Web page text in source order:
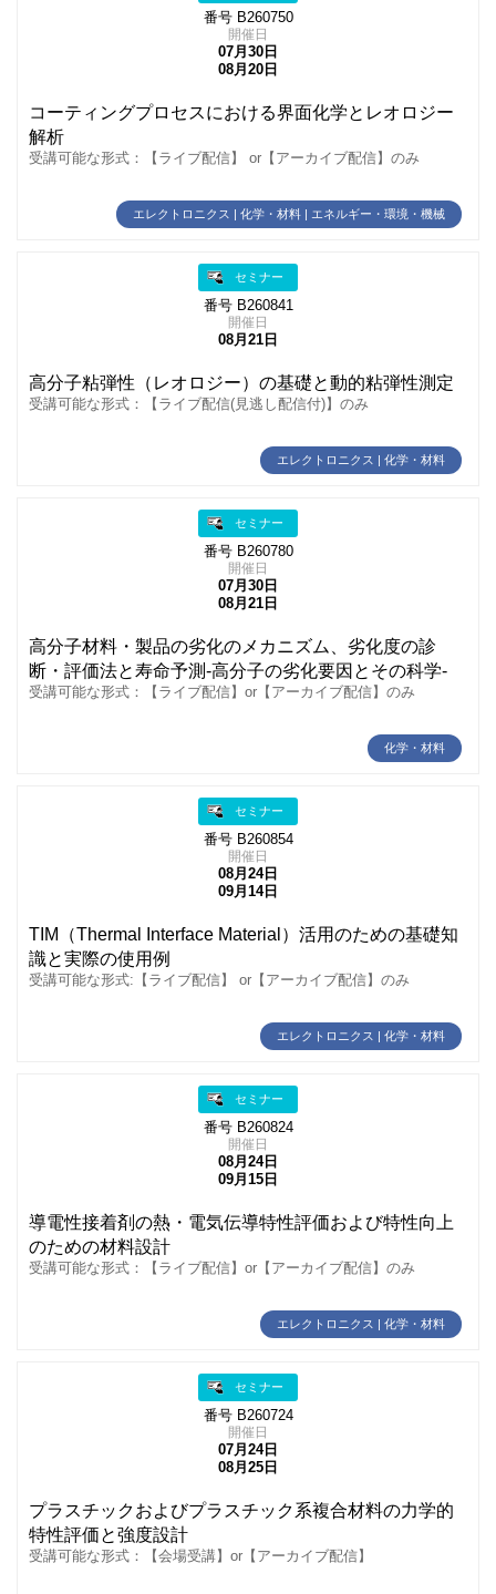
番号 B260750
開催日
07月30日
08月20日
コーティングプロセスにおける界面化学とレオロジー
解析
受講可能な形式：【ライブ配信】 or【アーカイブ配信】のみ
エレクトロニクス | 化学・材料 | エネルギー・環境・機械
セミナー
番号 B260841
開催日
08月21日
高分子粘弾性（レオロジー）の基礎と動的粘弾性測定
受講可能な形式：【ライブ配信(見逃し配信付)】のみ
エレクトロニクス | 化学・材料
セミナー
番号 B260780
開催日
07月30日
08月21日
高分子材料・製品の劣化のメカニズム、劣化度の診
断・評価法と寿命予測‐高分子の劣化要因とその科学‐
受講可能な形式：【ライブ配信】or【アーカイブ配信】のみ
化学・材料
セミナー
番号 B260854
開催日
08月24日
09月14日
TIM（Thermal Interface Material）活用のための基礎知
識と実際の使用例
受講可能な形式:【ライブ配信】 or【アーカイブ配信】のみ
エレクトロニクス | 化学・材料
セミナー
番号 B260824
開催日
08月24日
09月15日
導電性接着剤の熱・電気伝導特性評価および特性向上
のための材料設計
受講可能な形式：【ライブ配信】or【アーカイブ配信】のみ
エレクトロニクス | 化学・材料
セミナー
番号 B260724
開催日
07月24日
08月25日
プラスチックおよびプラスチック系複合材料の力学的
特性評価と強度設計
受講可能な形式：【会場受講】or【アーカイブ配信】